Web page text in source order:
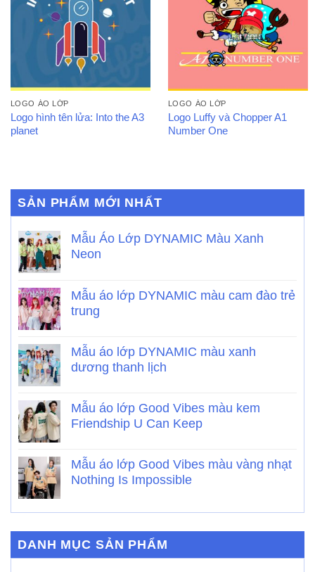
LOGO ÁO LỚP
Logo hình tên lửa: Into the A3
planet
LOGO ÁO LỚP
Logo Luffy và Chopper A1
Number One
SẢN PHẨM MỚI NHẤT
Mẫu Áo Lớp DYNAMIC Màu Xanh
Neon
Mẫu áo lớp DYNAMIC màu cam đào trẻ
trung
Mẫu áo lớp DYNAMIC màu xanh
dương thanh lịch
Mẫu áo lớp Good Vibes màu kem
Friendship U Can Keep
Mẫu áo lớp Good Vibes màu vàng nhạt
Nothing Is Impossible
DANH MỤC SẢN PHẨM